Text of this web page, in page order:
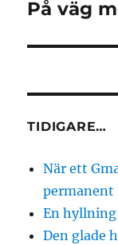
Nästa
På väg
TIDIGARE…
När ett
permanent
En
Den glade